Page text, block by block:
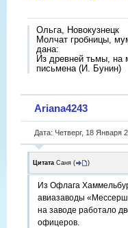
Ольга, Новокузнецк
Молчат гробницы,
дана:
Из древней тьмы, на
письмена (И. Бунин)
Ariana4243
Дата: Четверг, 18 Января
Цитата Саня ( )
Из Офлага
авиазаводы
на заводе работало
офицеров.